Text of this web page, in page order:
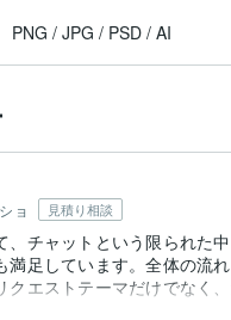
PNG / JPG / PSD / AI
ョ 見積り相談
、チャットという限られた
満足しています。全体の流
クエストテーマだけでなく